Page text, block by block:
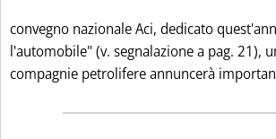
convegno nazionale Aci, dedicato
l'automobile" (v. segnalazione a pag. 21),
compagnie petrolifere annuncerà